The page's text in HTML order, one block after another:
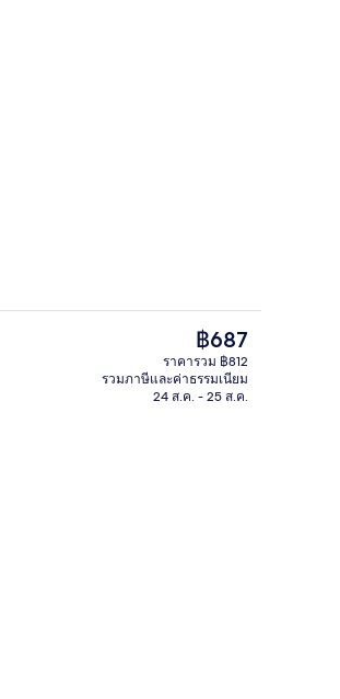
ฝ่ายต้อนรับ
ราคา
ปัจจุบัน
฿687
฿687
ราคารวม ฿812
รวมภาษีและค่าธรรมเนียม
24 ส.ค. - 25 ส.ค.